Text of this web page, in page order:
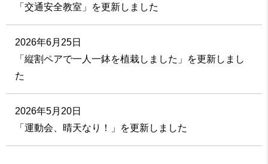
「交通安全教室」を更新しました
2026年6月25日
「縦割ペアで一人一鉢を植栽しました」を更新しまし
た
2026年5月20日
「運動会、晴天なり！」を更新しました